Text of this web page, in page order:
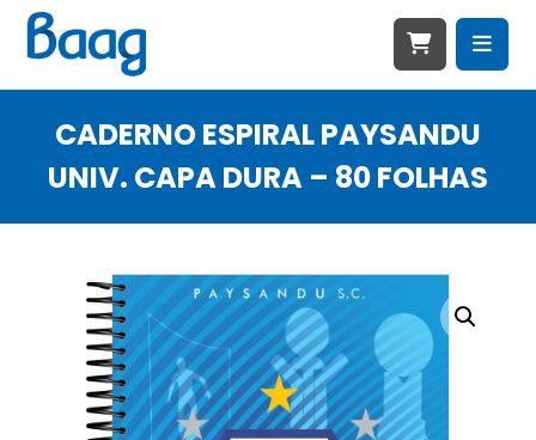
CADERNO ESPIRAL PAYSANDU
UNIV. CAPA DURA – 80 FOLHAS
Ampliar imagem